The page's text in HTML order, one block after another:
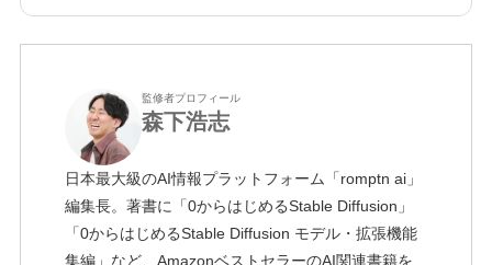
監修者プロフィール
森下浩志
日本最大級のAI情報プラットフォーム「romptn ai」
編集長。著書に「0からはじめるStable Diffusion」
「0からはじめるStable Diffusion モデル・拡張機能
集編」など、AmazonベストセラーのAI関連書籍を